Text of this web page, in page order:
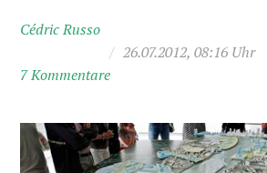
Cédric Russo
/ 26.07.2012, 08:16 Uhr
7 Kommentare